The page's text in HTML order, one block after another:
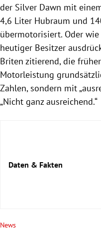
der Silver Dawn mit
4,6 Liter Hubraum und
übermotorisiert. Oder
heutiger Besitzer
Briten zitierend, die
Motorleistung
Zahlen, sondern mit
„Nicht ganz ausreichend.“
Daten & Fakten
News